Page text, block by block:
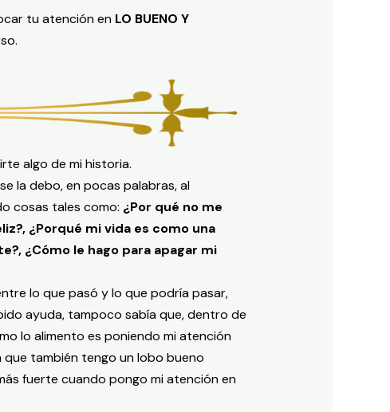
tu atención en LO BUENO Y
algo de mi historia.
la debo, en pocas palabras, al
cosas tales como: ¿Por qué no me
¿Porqué mi vida es como una
¿Cómo le hago para apagar mi
lo que pasó y lo que podría pasar,
ayuda, tampoco sabía que, dentro de
lo alimento es poniendo mi atención
también tengo un lobo bueno
fuerte cuando pongo mi atención en